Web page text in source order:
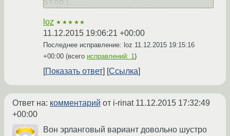
loz ★★★★★
11.12.2015 19:06:21 +00:00
Последнее исправление: loz 11.12.2015 19:15:16
+00:00 (всего исправлений: 1)
Показать ответ Ссылка
Ответ на: комментарий от i-rinat 11.12.2015 17:32:49
+00:00
Вон эрланговый вариант довольно шустро